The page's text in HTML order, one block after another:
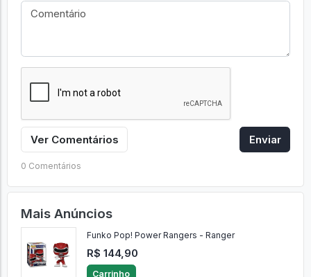
Ver Comentários Enviar
0 Comentários
Mais Anúncios
Funko Pop! Power Rangers - Ranger
R$ 144,90
Carrinho